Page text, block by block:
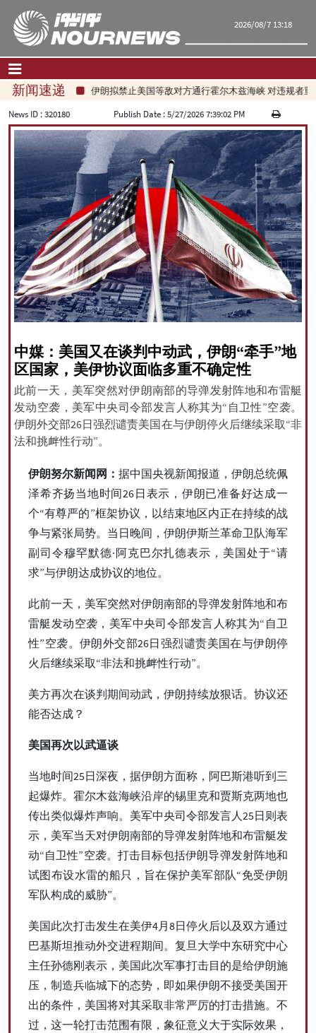
2026/08/7 13:18
首页 联系我们|关于我们
要闻
评论频道
政治
经济
文化.社会
世界
旅游
|فارسی|English|العربیه|
|עברית|русский|中文 |
All rights reserved for NourNews
Copyright © 2021 www.nournews.ir
新闻速递
伊朗拟禁止美国等敌对方通行霍尔木兹海峡 对违规者重罚
News ID :320180 Publish Date :5/27/2026 7:39:02 PM
中媒：美国又在谈判中动武，伊朗“牵手”地
区国家，美伊协议面临多重不确定性
此前一天，美军突然对伊朗南部的导弹发射阵地和布雷艇
发动空袭，美军中央司令部发言人称其为“自卫性”空袭。
伊朗外交部26日强烈谴责美国在与伊朗停火后继续采取“非
法和挑衅性行动”。
伊朗努尔新闻网： 据中国央视新闻报道，伊朗总统佩
泽希齐扬当地时间26日表示，伊朗已准备好达成一
个“有尊严的”框架协议，以结束地区内正在持续的战
争与紧张局势。当日晚间，伊朗伊斯兰革命卫队海军
副司令穆罕默德·阿克巴尔扎德表示，美国处于“请
求”与伊朗达成协议的地位。
此前一天，美军突然对伊朗南部的导弹发射阵地和布
雷艇发动空袭，美军中央司令部发言人称其为“自卫
性”空袭。伊朗外交部26日强烈谴责美国在与伊朗停
火后继续采取“非法和挑衅性行动”。
美方再次在谈判期间动武，伊朗持续放狠话。协议还
能否达成？
美国再次以武逼谈
当地时间25日深夜，据伊朗方面称，阿巴斯港听到三
起爆炸。霍尔木兹海峡沿岸的锡里克和贾斯克两地也
传出类似爆炸声响。美军中央司令部发言人25日则表
示，美军当天对伊朗南部的导弹发射阵地和布雷艇发
动“自卫性”空袭。打击目标包括伊朗导弹发射阵地和
试图布设水雷的船只，旨在保护美军部队“免受伊朗
军队构成的威胁”。
美国此次打击发生在美伊4月8日停火后以及双方通过
巴基斯坦推动外交进程期间。复旦大学中东研究中心
主任孙德刚表示，美国此次军事打击目的是给伊朗施
压，制造兵临城下的态势，即如果伊朗不接受美国开
出的条件，美国将对其采取非常严厉的打击措施。不
过，这一轮打击范围有限，象征意义大于实际效果，